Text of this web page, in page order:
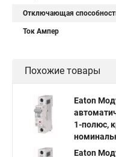
Отключающая
Ток Ампер
Похожие товары
Eaton
1-полюс,
Eaton